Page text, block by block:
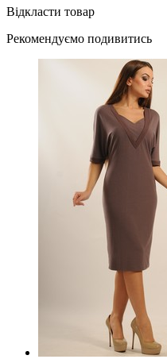
Відкласти товар
Рекомендуємо подивитись